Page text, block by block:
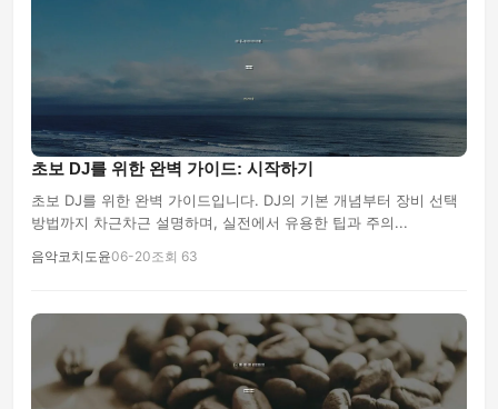
초보 DJ를 위한 완벽 가이드: 시작하기
초보 DJ를 위한 완벽 가이드입니다. DJ의 기본 개념부터 장비 선택
방법까지 차근차근 설명하며, 실전에서 유용한 팁과 주의...
음악코치도윤06-20조회 63